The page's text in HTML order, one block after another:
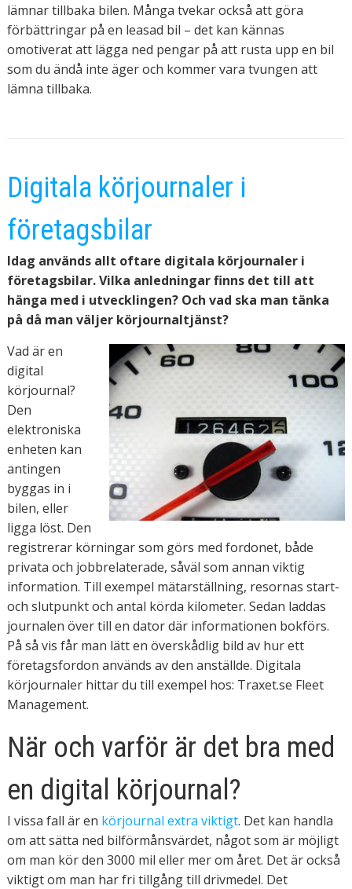
lämnar tillbaka bilen. Många tvekar också att göra
förbättringar på en leasad bil – det kan kännas
omotiverat att lägga ned pengar på att rusta upp en bil
som du ändå inte äger och kommer vara tvungen att
lämna tillbaka.
Digitala körjournaler i
företagsbilar
Idag används allt oftare digitala körjournaler i
företagsbilar. Vilka anledningar finns det till att
hänga med i utvecklingen? Och vad ska man tänka
på då man väljer körjournaltjänst?
Vad är en
digital
körjournal?
Den
elektroniska
enheten kan
antingen
byggas in i
bilen, eller
ligga löst. Den
registrerar körningar som görs med fordonet, både
privata och jobbrelaterade, såväl som annan viktig
information. Till exempel mätarställning, resornas start-
och slutpunkt och antal körda kilometer. Sedan laddas
journalen över till en dator där informationen bokförs.
På så vis får man lätt en överskådlig bild av hur ett
företagsfordon används av den anställde. Digitala
körjournaler hittar du till exempel hos: Traxet.se Fleet
Management.
När och varför är det bra med
en digital körjournal?
I vissa fall är en körjournal extra viktigt. Det kan handla
om att sätta ned bilförmånsvärdet, något som är möjligt
om man kör den 3000 mil eller mer om året. Det är också
viktigt om man har fri tillgång till drivmedel. Det